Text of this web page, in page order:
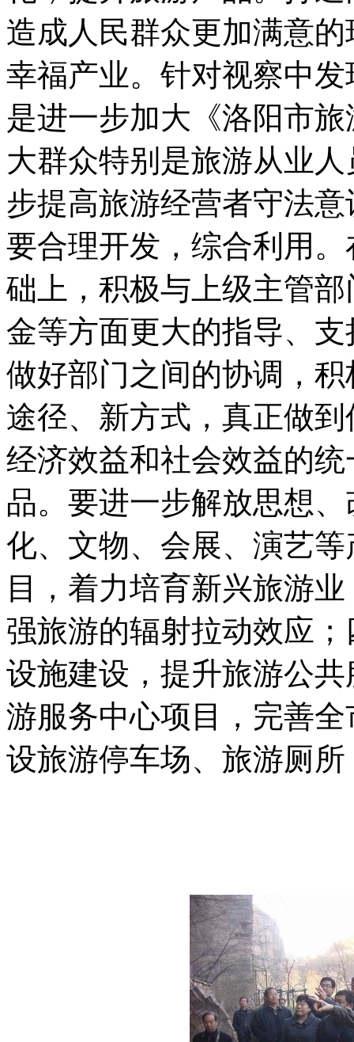
造成人民群众更加满意
幸福产业。针对视察中
是进一步加大《洛阳市
大群众特别是旅游从业
步提高旅游经营者守法
要合理开发，综合利用
础上，积极与上级主管
金等方面更大的指导、
做好部门之间的协调，
途径、新方式，真正做
经济效益和社会效益的
品。要进一步解放思想
化、文物、会展、演艺
目，着力培育新兴旅游
强旅游的辐射拉动效应
设施建设，提升旅游公
游服务中心项目，完善
设旅游停车场、旅游厕